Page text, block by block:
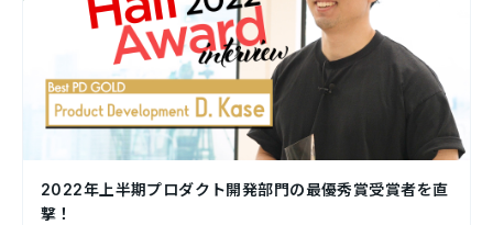
2022年上半期プロダクト開発部門の最優秀賞受賞者を直
撃！